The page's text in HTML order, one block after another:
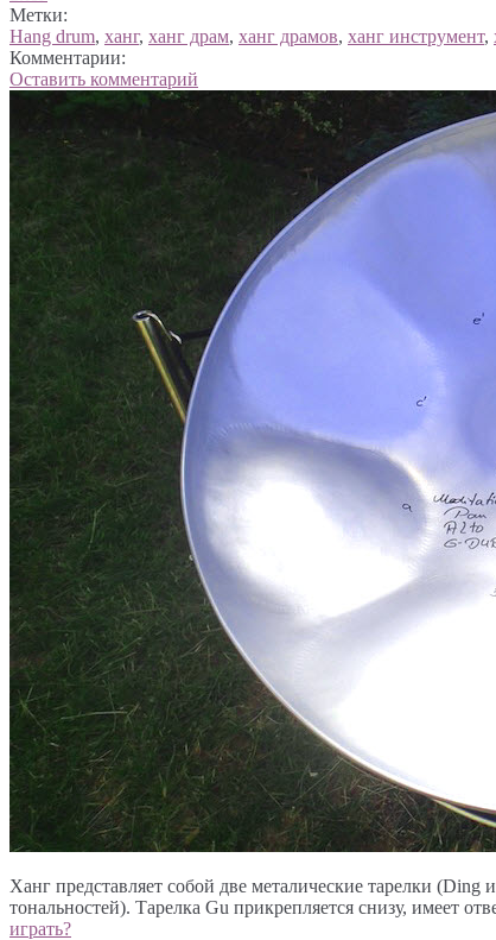
Метки:
Hang drum, ханг, ханг драм, ханг драмов, ханг инструмент,
Комментарии:
Оставить комментарий
Ханг представляет собой две металические тарелки
тональностей). Тарелка Gu прикрепляется снизу, имеет
играть?